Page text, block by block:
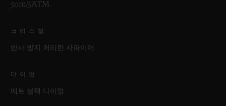
50m/5ATM
크리스탈
반사 방지 처리한 사파이어
다이얼
매트 블랙 다이얼